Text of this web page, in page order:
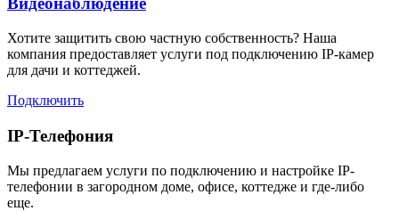
Хотите защитить свою частную собственность? Наша
компания предоставляет услуги под подключению IP-камер
для дачи и коттеджей.
Подключить
IP-Телефония
Мы предлагаем услуги по подключению и настройке IP-
телефонии в загородном доме, офисе, коттедже и где-либо
еще.